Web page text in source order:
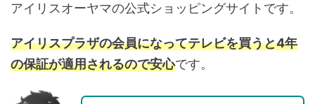
アイリスオーヤマの公式ショッピングサイトです。
アイリスプラザの会員になってテレビを買うと4年
の保証が適用されるので安心です。